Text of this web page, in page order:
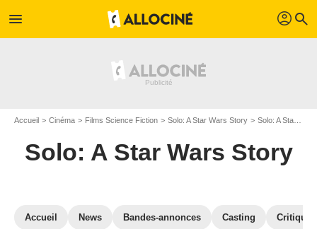
menu profil search
Accueil Cinéma Films Science Fiction Solo: A Star Wars Story Solo: A Star Wars Story en DVD
Solo: A Star Wars Story
Accueil News Bandes-annonces Casting